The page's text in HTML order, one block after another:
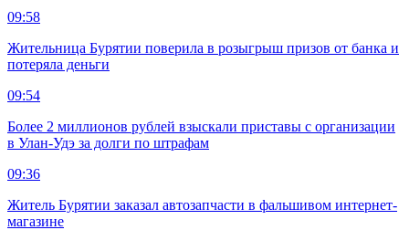
09:58
Жительница Бурятии поверила в розыгрыш призов от банка и
потеряла деньги
09:54
Более 2 миллионов рублей взыскали приставы с организации
в Улан-Удэ за долги по штрафам
09:36
Житель Бурятии заказал автозапчасти в фальшивом интернет-
магазине